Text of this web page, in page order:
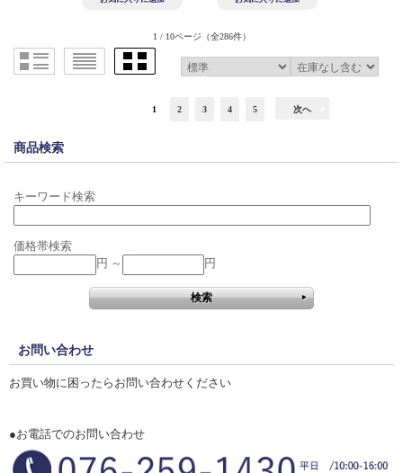
1 / 10ページ （全286件）
1 2 3 4 5 次へ
商品検索
キーワード検索
価格帯検索
円 ～
円
お問い合わせ
お買い物に困ったらお問い合わせください
●お電話でのお問い合わせ